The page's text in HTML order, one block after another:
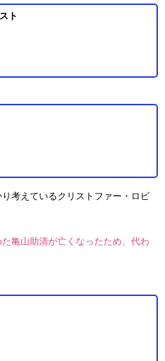
ト
考えているクリストファー・ロビ
亀山助清が亡くなったため、代わ